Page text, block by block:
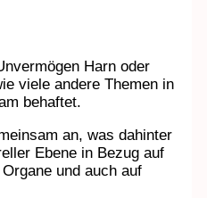
Harn oder
viele andere Themen in
behaftet.
an, was dahinter
Ebene in Bezug auf
und auch auf